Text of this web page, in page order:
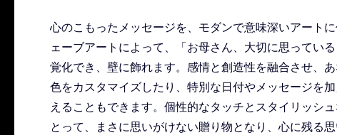
心のこもったメッセージを、モダンで意味深いアート
ェーブアートによって、「お母さん、大切に思ってい
覚化でき、壁に飾れます。感情と創造性を融合させ、
色をカスタマイズしたり、特別な日付やメッセージを
えることもできます。個性的なタッチとスタイリッシ
とって、まさに思いがけない贈り物となり、心に残る思